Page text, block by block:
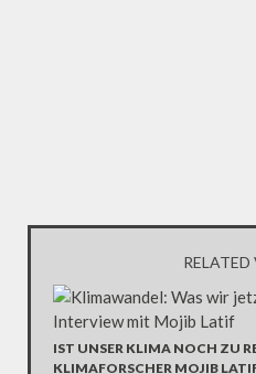
RELATED
IST UNSER KLIMA NOCH ZU
KLIMAFORSCHER MOJIB